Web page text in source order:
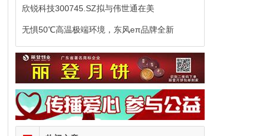
欣锐科技300745.SZ拟与伟世通在美
无惧50℃高温极端环境，东风eπ品牌全新